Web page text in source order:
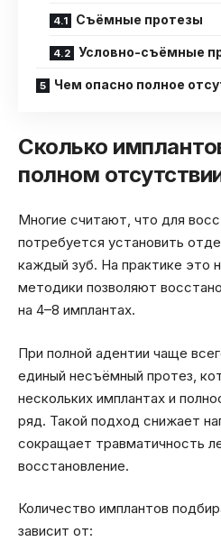
Съёмные протезы
Условно-съёмные
Чем опасно полное
Сколько
полном
Многие считают, что для
потребуется установить
каждый зуб. На практике это
методики позволяют
на 4–8 имплантах.
При полной адентии чаще
единый несъёмный протез,
нескольких имплантах и
ряд. Такой подход снижает
сокращает травматичность
восстановление.
Количество имплантов
зависит от: